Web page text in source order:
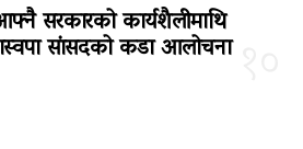
सरकारको कार्यशैलीमाथि
सांसदको कडा आलोचना